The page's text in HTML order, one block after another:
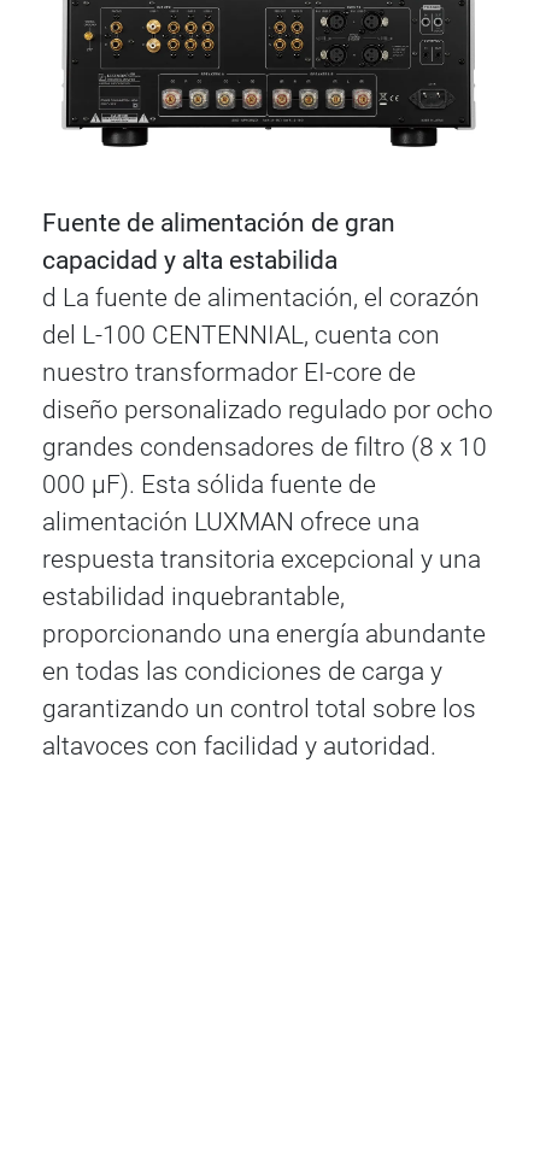
Fuente de alimentación de gran
capacidad y alta estabilida
d La fuente de alimentación, el corazón
del L-100 CENTENNIAL, cuenta con
nuestro transformador EI-core de
diseño personalizado regulado por ocho
grandes condensadores de filtro (8 x 10
000 μF). Esta sólida fuente de
alimentación LUXMAN ofrece una
respuesta transitoria excepcional y una
estabilidad inquebrantable,
proporcionando una energía abundante
en todas las condiciones de carga y
garantizando un control total sobre los
altavoces con facilidad y autoridad.